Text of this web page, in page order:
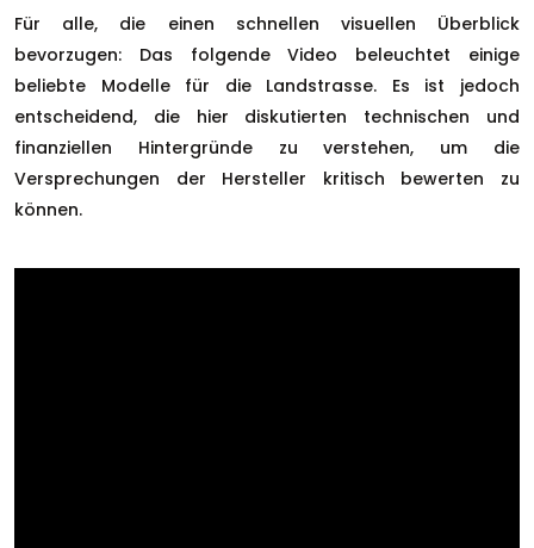
Für alle, die einen schnellen visuellen Überblick
bevorzugen: Das folgende Video beleuchtet einige
beliebte Modelle für die Landstrasse. Es ist jedoch
entscheidend, die hier diskutierten technischen und
finanziellen Hintergründe zu verstehen, um die
Versprechungen der Hersteller kritisch bewerten zu
können.